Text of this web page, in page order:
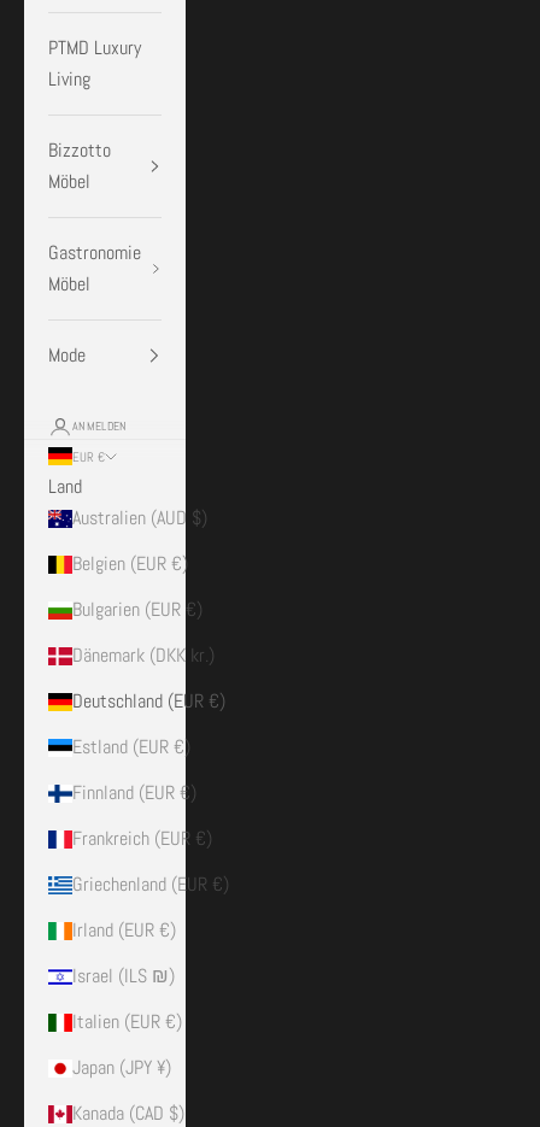
PTMD Luxury
Living
Bizzotto
Möbel
Gastronomie
Möbel
Mode
ANMELDEN
EUR €
Land
Australien (AUD $)
Belgien (EUR €)
Bulgarien (EUR €)
Dänemark (DKK kr.)
Deutschland (EUR €)
Estland (EUR €)
Finnland (EUR €)
Frankreich (EUR €)
Griechenland (EUR €)
Irland (EUR €)
Israel (ILS ₪)
Italien (EUR €)
Japan (JPY ¥)
Kanada (CAD $)